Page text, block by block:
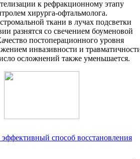
к рефракционному этапу
хирурга-офтальмолога.
ткани в лучах подсветки
разнятся со свечением боуменовой
постоперационного уровня
инвазивности и
осложнений также уменьшается.
способ восстановления